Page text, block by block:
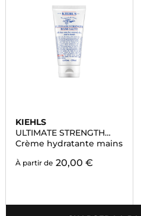
KIEHLS
ULTIMATE STRENGTH
HAND SALVE
Crème hydratante mains
À partir de 20,00 €